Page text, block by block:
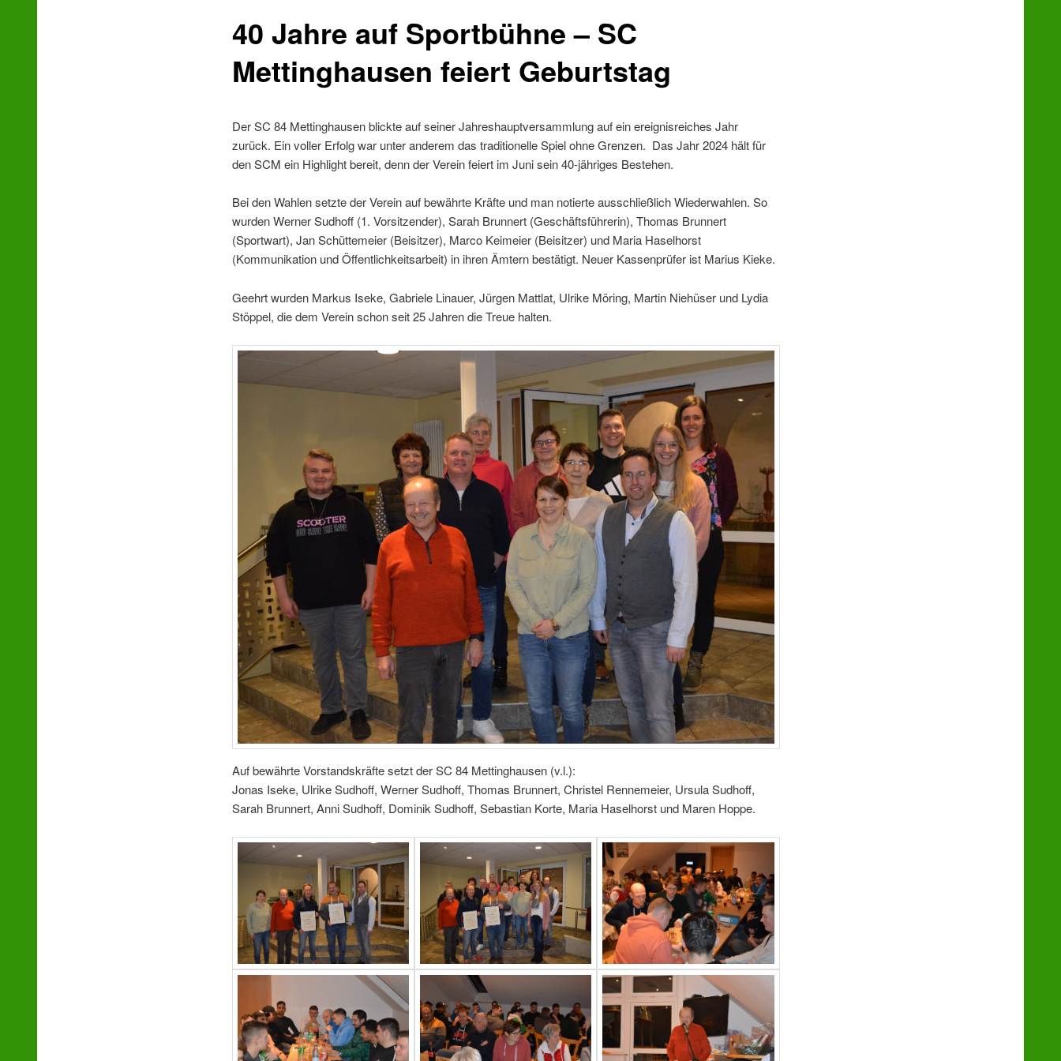
40 Jahre auf Sportbühne – SC
Mettinghausen feiert Geburtstag
Der SC 84 Mettinghausen blickte auf seiner Jahreshauptversammlung auf ein ereignisreiches Jahr
zurück. Ein voller Erfolg war unter anderem das traditionelle Spiel ohne Grenzen. Das Jahr 2024 hält für
den SCM ein Highlight bereit, denn der Verein feiert im Juni sein 40-jähriges Bestehen.
Bei den Wahlen setzte der Verein auf bewährte Kräfte und man notierte ausschließlich Wiederwahlen. So
wurden Werner Sudhoff (1. Vorsitzender), Sarah Brunnert (Geschäftsführerin), Thomas Brunnert
(Sportwart), Jan Schüttemeier (Beisitzer), Marco Keimeier (Beisitzer) und Maria Haselhorst
(Kommunikation und Öffentlichkeitsarbeit) in ihren Ämtern bestätigt. Neuer Kassenprüfer ist Marius Kieke.
Geehrt wurden Markus Iseke, Gabriele Linauer, Jürgen Mattlat, Ulrike Möring, Martin Niehüser und Lydia
Stöppel, die dem Verein schon seit 25 Jahren die Treue halten.
Auf bewährte Vorstandskräfte setzt der SC 84 Mettinghausen (v.l.):
Jonas Iseke, Ulrike Sudhoff, Werner Sudhoff, Thomas Brunnert, Christel Rennemeier, Ursula Sudhoff,
Sarah Brunnert, Anni Sudhoff, Dominik Sudhoff, Sebastian Korte, Maria Haselhorst und Maren Hoppe.